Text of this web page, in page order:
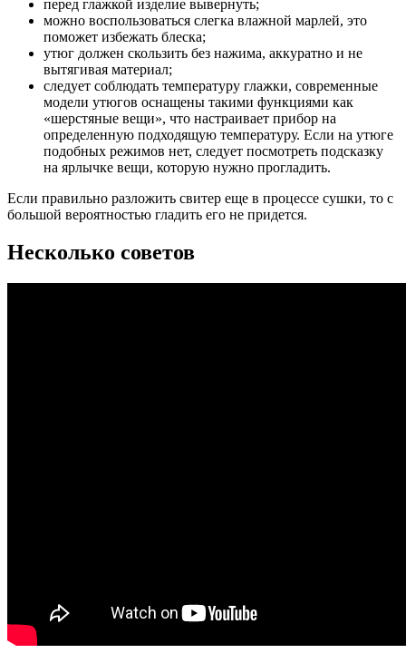
перед глажкой изделие вывернуть;
можно воспользоваться слегка влажной марлей, это
поможет избежать блеска;
утюг должен скользить без нажима, аккуратно и не
вытягивая материал;
следует соблюдать температуру глажки, современные
модели утюгов оснащены такими функциями как
«шерстяные вещи», что настраивает прибор на
определенную подходящую температуру. Если на утюге
подобных режимов нет, следует посмотреть подсказку
на ярлычке вещи, которую нужно прогладить.
Если правильно разложить свитер еще в процессе сушки, то с
большой вероятностью гладить его не придется.
Несколько советов